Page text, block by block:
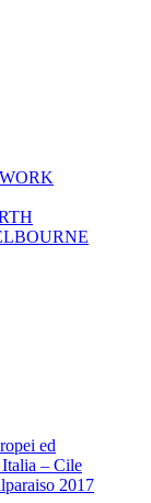
ed
– Cile
2017